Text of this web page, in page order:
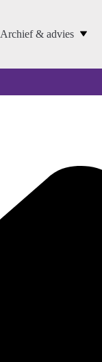
Archief & advies